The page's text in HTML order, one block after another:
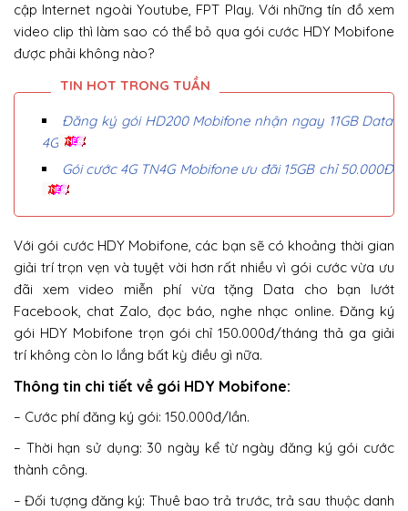
cập Internet ngoài Youtube, FPT Play. Với những tín đồ xem
video clip thì làm sao có thể bỏ qua gói cước HDY Mobifone
được phải không nào?
Đăng ký gói HD200 Mobifone nhận ngay 11GB Data
4G
Gói cước 4G TN4G Mobifone ưu đãi 15GB chỉ 50.000Đ
Với gói cước HDY Mobifone, các bạn sẽ có khoảng thời gian
giải trí trọn vẹn và tuyệt vời hơn rất nhiều vì gói cước vừa ưu
đãi xem video miễn phí vừa tặng Data cho bạn lướt
Facebook, chat Zalo, đọc báo, nghe nhạc online. Đăng ký
gói HDY Mobifone trọn gói chỉ 150.000đ/tháng thả ga giải
trí không còn lo lắng bất kỳ điều gì nữa.
Thông tin chi tiết về gói HDY Mobifone:
– Cước phí đăng ký gói: 150.000đ/lần.
– Thời hạn sử dụng: 30 ngày kể từ ngày đăng ký gói cước
thành công.
– Đối tượng đăng ký: Thuê bao trả trước, trả sau thuộc danh